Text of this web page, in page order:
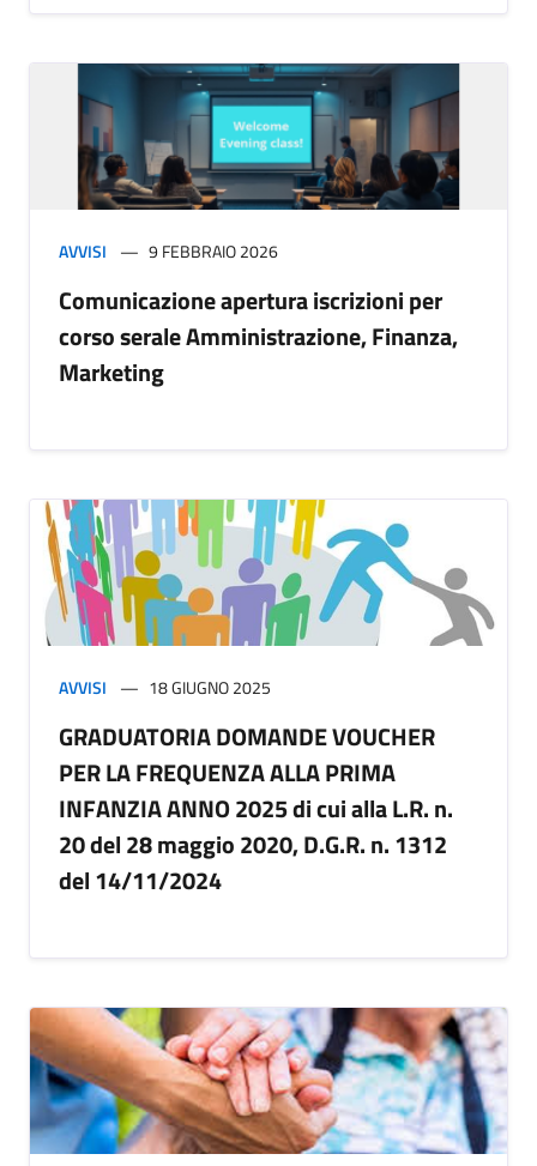
AVVISI 9 FEBBRAIO 2026
Comunicazione apertura iscrizioni per
corso serale Amministrazione, Finanza,
Marketing
AVVISI 18 GIUGNO 2025
GRADUATORIA DOMANDE VOUCHER
PER LA FREQUENZA ALLA PRIMA
INFANZIA ANNO 2025 di cui alla L.R. n.
20 del 28 maggio 2020, D.G.R. n. 1312
del 14/11/2024